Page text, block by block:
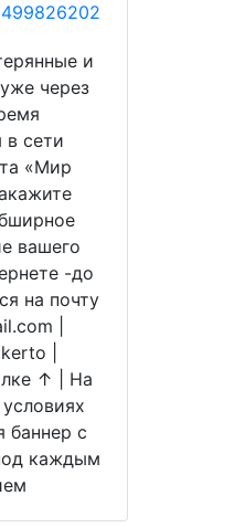
и
через
в сети
«Мир
вашего
-до
на почту
|
|
↑ | На
баннер с
каждым